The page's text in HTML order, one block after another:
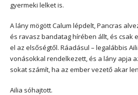
gyermeki lelket is.
A lány mögött Calum lépdelt, Pancras
és ravasz bandatag hírében állt, és csak
el az elsőségtől. Ráadásul – legalábbis
vonásokkal rendelkezett, és a lány apja
sokat számít, ha az ember vezető akar
Ailia sóhajtott.